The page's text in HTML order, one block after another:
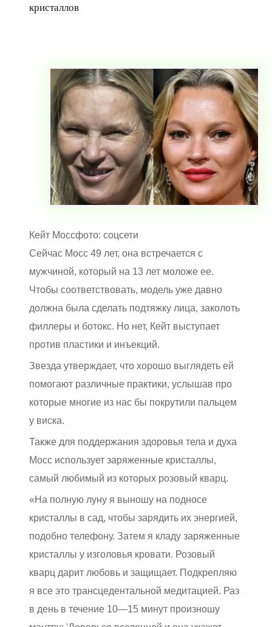
кристаллов
Кейт Моссфото: соцсети
Сейчас Мосс 49 лет, она встречается с
мужчиной, который на 13 лет моложе ее.
Чтобы соответствовать, модель уже давно
должна была сделать подтяжку лица, заколоть
филлеры и ботокс. Но нет, Кейт выступает
против пластики и инъекций.
Звезда утверждает, что хорошо выглядеть ей
помогают различные практики, услышав про
которые многие из нас бы покрутили пальцем
у виска.
Также для поддержания здоровья тела и духа
Мосс использует заряженные кристаллы,
самый любимый из которых розовый кварц.
«На полную луну я выношу на подносе
кристаллы в сад, чтобы зарядить их энергией,
подобно телефону. Затем я кладу заряженные
кристаллы у изголовья кровати. Розовый
кварц дарит любовь и защищает. Подкрепляю
я все это трансцедентальной медитацией. Раз
в день в течение 10—15 минут произношу